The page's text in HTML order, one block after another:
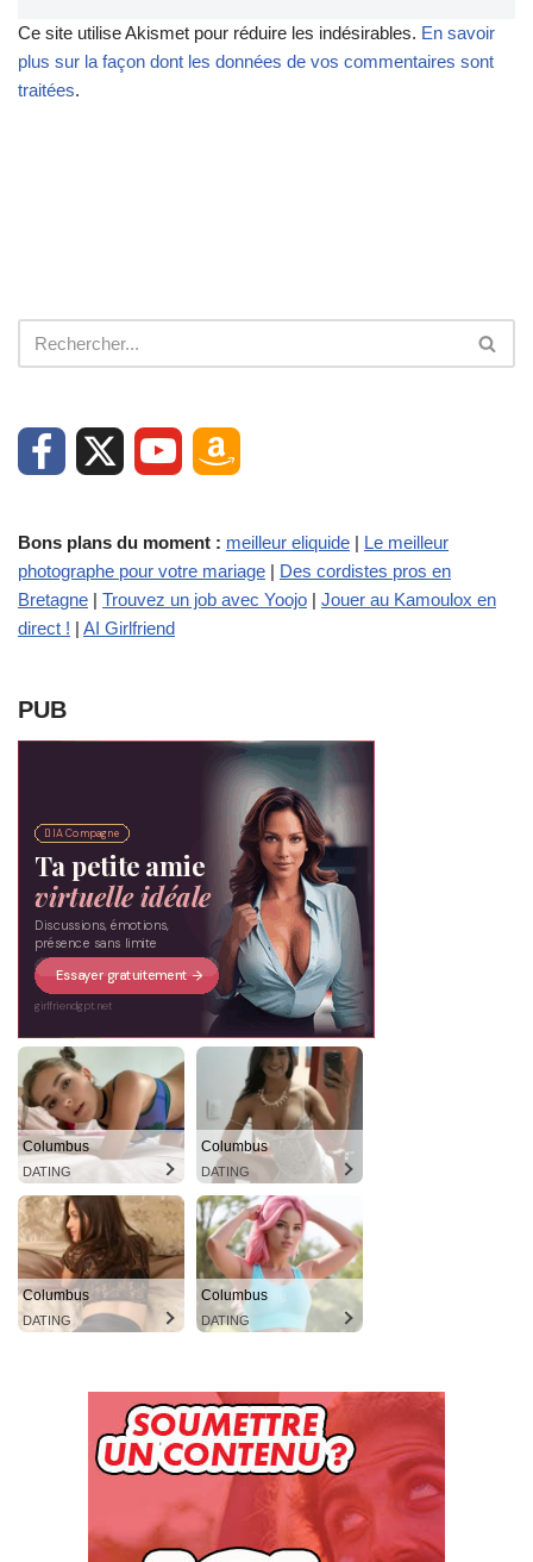
Ce site utilise Akismet pour réduire les indésirables. En savoir
plus sur la façon dont les données de vos commentaires sont
traitées.
Bons plans du moment : meilleur eliquide | Le meilleur
photographe pour votre mariage | Des cordistes pros en
Bretagne | Trouvez un job avec Yoojo | Jouer au Kamoulox en
direct ! | AI Girlfriend
PUB
Columbus
DATING
Columbus
DATING
Columbus
DATING
Columbus
DATING